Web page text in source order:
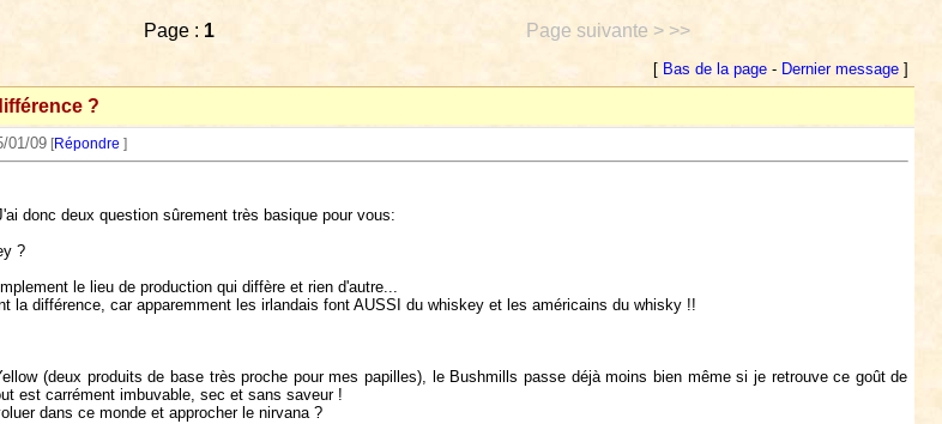
Page : 1 Page suivante > >>
[ Bas de la page- Dernier message]
?
01/09[Répondre ]
donc deux question sûrement très basique pour vous:
?
le lieu de production qui diffère et rien d'autre...
la différence, car apparemment les irlandais font AUSSI du whiskey et les américains du whisky !!
(deux produits de base très proche pour mes papilles), le Bushmills passe déjà moins bien même si je retrouve ce goût de
est carrément imbuvable, sec et sans saveur !
dans ce monde et approcher le nirvana ?